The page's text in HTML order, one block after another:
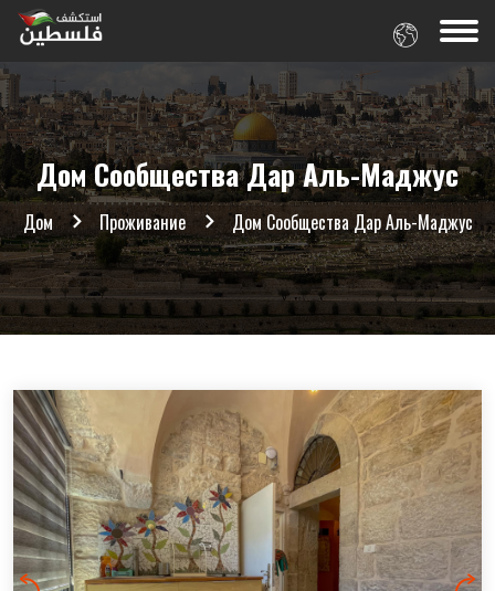
Дом Сообщества Дар Аль-Маджус
Дом Проживание Дом Сообщества Дар Аль-Маджус